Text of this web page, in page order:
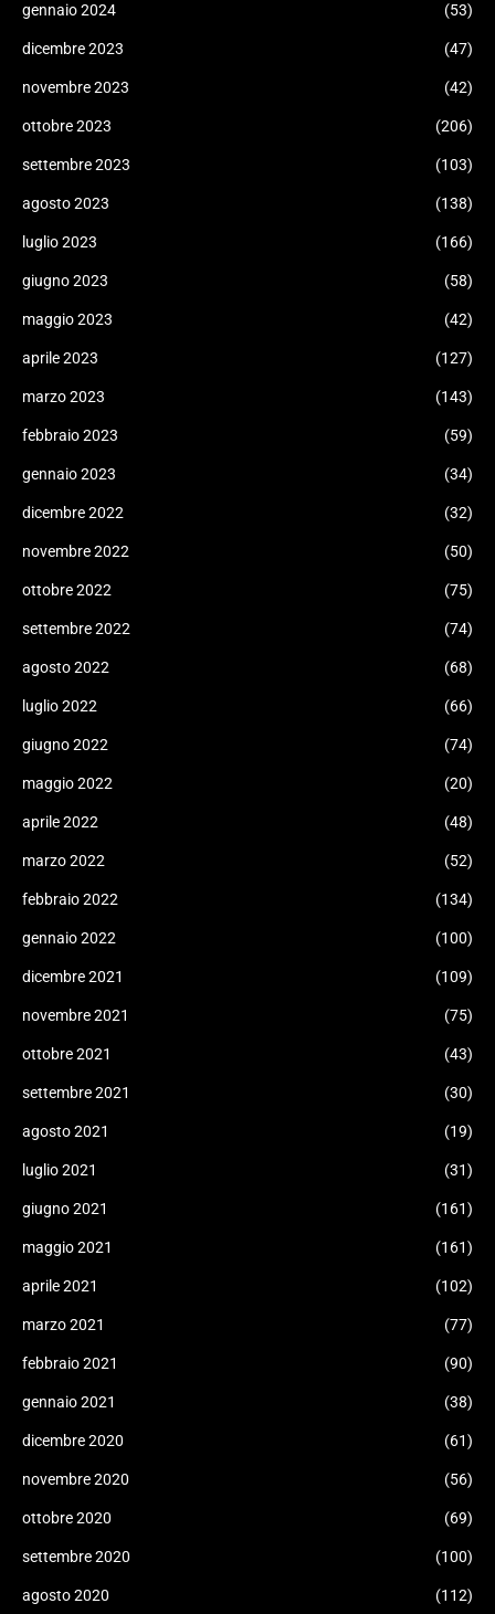
gennaio 2024 (53)
dicembre 2023 (47)
novembre 2023 (42)
ottobre 2023 (206)
settembre 2023 (103)
agosto 2023 (138)
luglio 2023 (166)
giugno 2023 (58)
maggio 2023 (42)
aprile 2023 (127)
marzo 2023 (143)
febbraio 2023 (59)
gennaio 2023 (34)
dicembre 2022 (32)
novembre 2022 (50)
ottobre 2022 (75)
settembre 2022 (74)
agosto 2022 (68)
luglio 2022 (66)
giugno 2022 (74)
maggio 2022 (20)
aprile 2022 (48)
marzo 2022 (52)
febbraio 2022 (134)
gennaio 2022 (100)
dicembre 2021 (109)
novembre 2021 (75)
ottobre 2021 (43)
settembre 2021 (30)
agosto 2021 (19)
luglio 2021 (31)
giugno 2021 (161)
maggio 2021 (161)
aprile 2021 (102)
marzo 2021 (77)
febbraio 2021 (90)
gennaio 2021 (38)
dicembre 2020 (61)
novembre 2020 (56)
ottobre 2020 (69)
settembre 2020 (100)
agosto 2020 (112)